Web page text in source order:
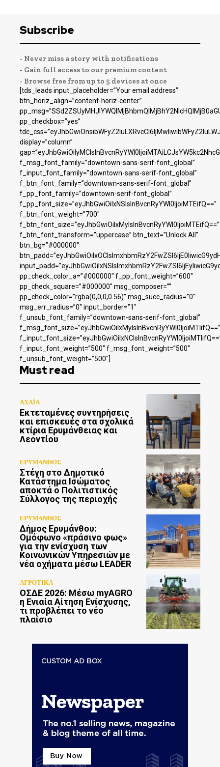
Subscribe
- Never miss a story with notifications
- Gain full access to our premium content
- Browse free from up to 5 devices at once
[tds_leads input_placeholder=”Your email address”
btn_horiz_align=”content-horiz-center”
pp_checkbox=”yes”
display=”column”
f_msg_font_family=”downtown-sans-serif-font_global”
f_input_font_family=”downtown-sans-serif-font_global”
f_btn_font_family=”downtown-sans-serif-font_global”
f_pp_font_family=”downtown-serif-font_global”
f_pp_font_size=”eyJhbGwiOiIxNSIsInBvcnRyYWl0IjoiMTEifQ==”
f_btn_font_weight=”700″
f_btn_font_size=”eyJhbGwiOiIxMyIsInBvcnRyYWl0IjoiMTEifQ==”
f_btn_font_transform=”uppercase” btn_text=”Unlock All”
btn_bg=”#000000″
pp_check_color_a=”#000000″ f_pp_font_weight=”600″
pp_check_square=”#000000″ msg_composer=””
pp_check_color=”rgba(0,0,0,0.56)” msg_succ_radius=”0″
msg_err_radius=”0″ input_border=”1″
f_unsub_font_family=”downtown-sans-serif-font_global”
f_msg_font_size=”eyJhbGwiOiIxMyIsInBvcnRyYWl0IjoiMTIifQ==”
f_input_font_weight=”500″ f_msg_font_weight=”500″
f_unsub_font_weight=”500″]
Must read
ΑΧΑΪΑ
Εκτεταμένες συντηρήσεις
και επισκευές στα σχολικά
κτίρια Ερυμάνθειας και
Λεοντίου
ΕΡΥΜΑΝΘΟΣ
Στέγη στο Δημοτικό
Κατάστημα Ισώματος
αποκτά ο Πολιτιστικός
Σύλλογος της περιοχής
ΕΡΥΜΑΝΘΟΣ
Δήμος Ερυμάνθου:
Ομόφωνο «πράσινο φως»
για την ενίσχυση των
Κοινωνικών Υπηρεσιών με
νέα οχήματα μέσω LEADER
ΑΓΡΟΤΙΚΑ
ΟΣΔΕ 2026: Μέσω myAGRO
η Ενιαία Αίτηση Ενίσχυσης,
τι προβλέπει το νέο
πλαίσιο